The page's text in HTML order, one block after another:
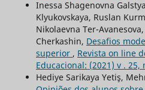
Inessa Shagenovna
Klyukovskaya, Ruslan
Nikolaevna Ter-
Cherkashin, Desafios
superior , Revista on line
Educacional: (2021) v . 25,
Hediye Sarikaya Yetiş,